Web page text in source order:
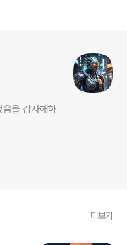
을 감사해하
더보기